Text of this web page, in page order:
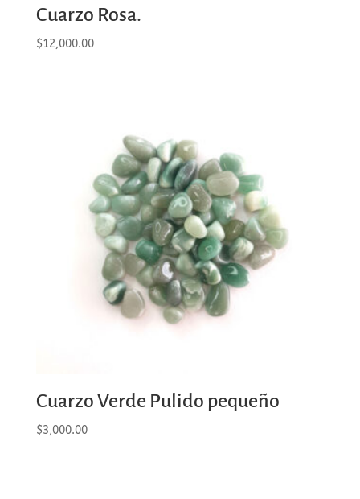
Cuarzo Rosa.
$12,000.00
Cuarzo Verde Pulido pequeño
$3,000.00